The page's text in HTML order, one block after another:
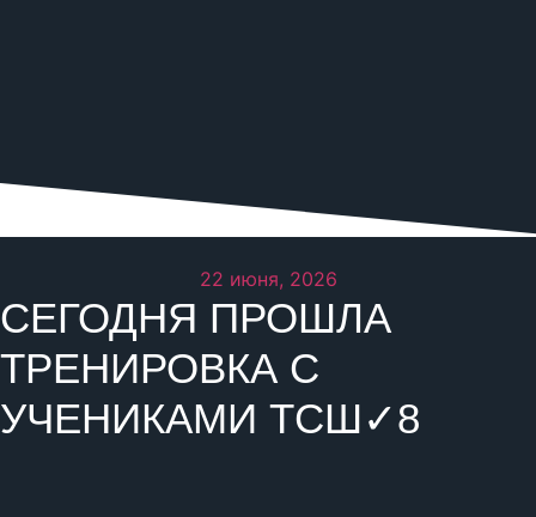
22 июня, 2026
СЕГОДНЯ ПРОШЛА
ТРЕНИРОВКА С
УЧЕНИКАМИ ТСШ✓8